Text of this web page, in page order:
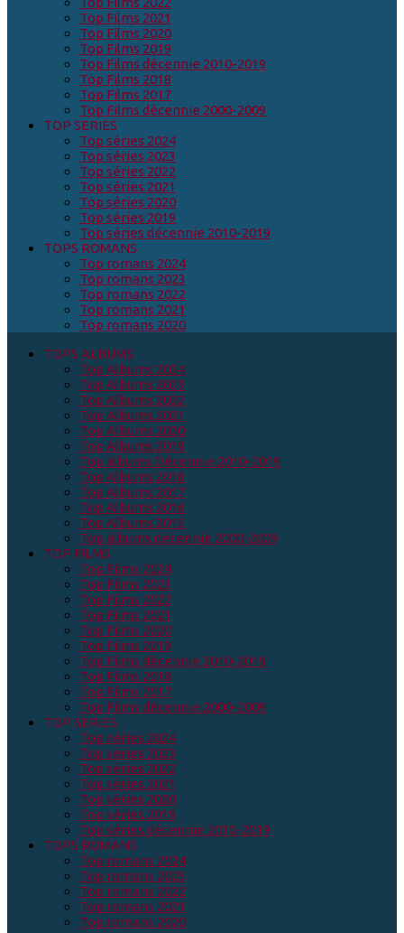
Top Films 2021
Top Films 2020
Top Films 2019
Top Films décennie 2010-2019
Top Films 2018
Top Films 2017
Top Films décennie 2000-2009
TOP SERIES
Top séries 2024
Top séries 2023
Top séries 2022
Top séries 2021
Top séries 2020
Top séries 2019
Top séries décennie 2010-2019
TOPS ROMANS
Top romans 2024
Top romans 2023
Top romans 2022
Top romans 2021
Top romans 2020
TOPS ALBUMS
Top Albums 2024
Top Albums 2023
Top Albums 2022
Top Albums 2021
Top Albums 2020
Top Albums 2019
Top albums Décennie 2010-2019
Top Albums 2018
Top Albums 2017
Top Albums 2016
Top Albums 2015
Top albums décennie 2000-2009
TOP FILMS
Top Films 2024
Top Films 2023
Top Films 2022
Top Films 2021
Top Films 2020
Top Films 2019
Top Films décennie 2010-2019
Top Films 2018
Top Films 2017
Top Films décennie 2000-2009
TOP SERIES
Top séries 2024
Top séries 2023
Top séries 2022
Top séries 2021
Top séries 2020
Top séries 2019
Top séries décennie 2010-2019
TOPS ROMANS
Top romans 2024
Top romans 2023
Top romans 2022
Top romans 2021
Top romans 2020